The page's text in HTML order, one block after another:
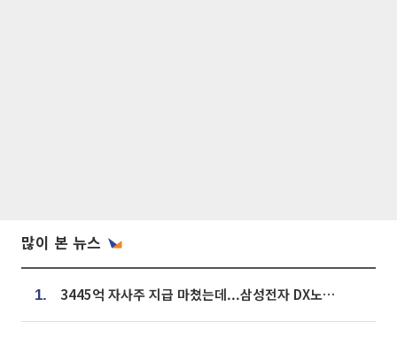
많이 본 뉴스
1. 3445억 자사주 지급 마쳤는데...삼성전자 DX노조, 뒤늦은 '떼쓰기 집회'